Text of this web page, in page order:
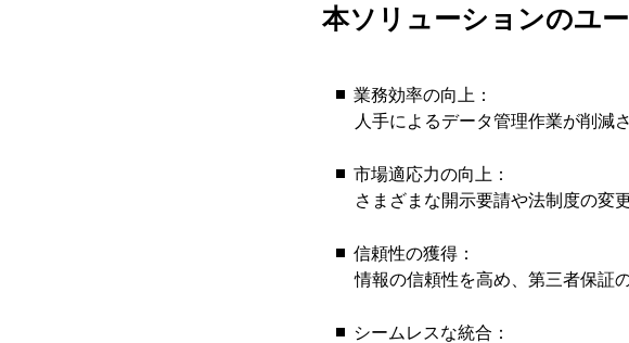
本ソリューションのユ
業務効率の向上：
人手によるデータ管理作業が削減
市場適応力の向上：
さまざまな開示要請や法制度の変
信頼性の獲得：
情報の信頼性を高め、第三者保証
シームレスな統合：